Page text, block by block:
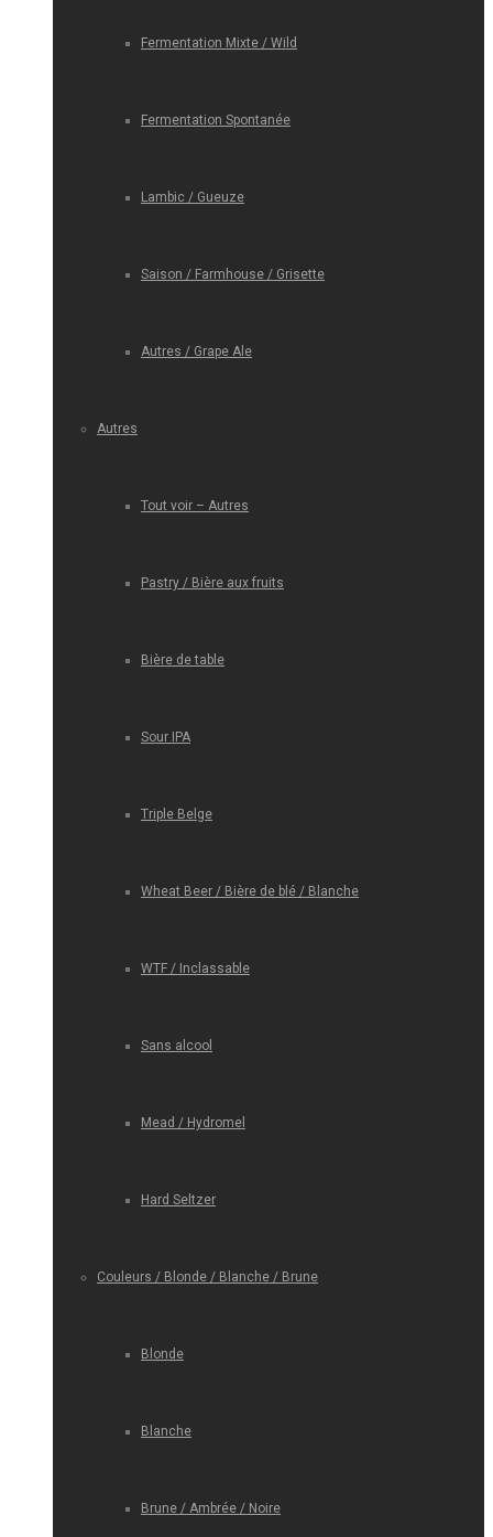
Fermentation Mixte / Wild
Fermentation Spontanée
Lambic / Gueuze
Saison / Farmhouse / Grisette
Autres / Grape Ale
Autres
Tout voir – Autres
Pastry / Bière aux fruits
Bière de table
Sour IPA
Triple Belge
Wheat Beer / Bière de blé / Blanche
WTF / Inclassable
Sans alcool
Mead / Hydromel
Hard Seltzer
Couleurs / Blonde / Blanche / Brune
Blonde
Blanche
Brune / Ambrée / Noire